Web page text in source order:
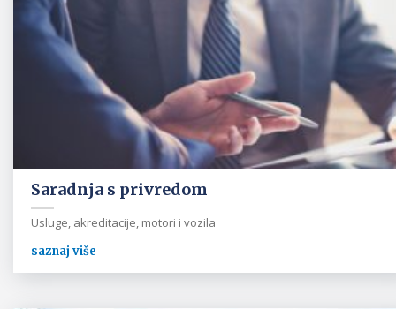
Saradnja s privredom
Usluge, akreditacije, motori i vozila
saznaj više